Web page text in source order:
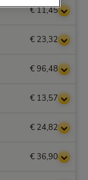
€ 11,45
€ 23,32
€ 96,48
€ 13,57
€ 24,82
€ 36,90